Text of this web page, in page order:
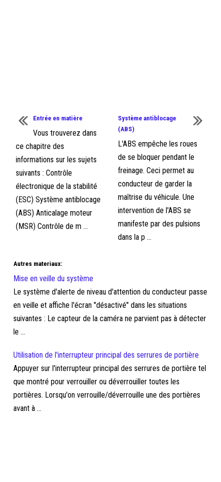
Entrée en matière
Vous trouverez dans
ce chapitre des
informations sur les sujets
suivants : Contrôle
électronique de la stabilité
(ESC) Système antiblocage
(ABS) Anticalage moteur
(MSR) Contrôle de m ...
Système antiblocage
(ABS)
L'ABS empêche les roues
de se bloquer pendant le
freinage. Ceci permet au
conducteur de garder la
maîtrise du véhicule. Une
intervention de l'ABS se
manifeste par des pulsions
dans la p ...
Autres materiaux:
Mise en veille du système
Le système d'alerte de niveau d'attention du conducteur passe
en veille et affiche l'écran "désactivé" dans les situations
suivantes : Le capteur de la caméra ne parvient pas à détecter
le ...
Utilisation de l'interrupteur principal des serrures de portière
Appuyer sur l'interrupteur principal des serrures de portière tel
que montré pour verrouiller ou déverrouiller toutes les
portières. Lorsqu'on verrouille/déverrouille une des portières
avant à ...